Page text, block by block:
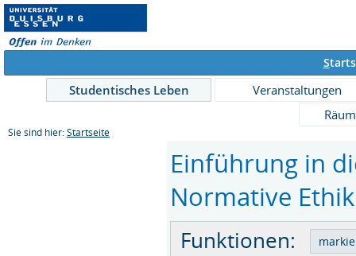
S
Studentisches Leben
Veranstaltungen
Sie sind hier: Startseite
Einführung in
Normative
Funktionen: